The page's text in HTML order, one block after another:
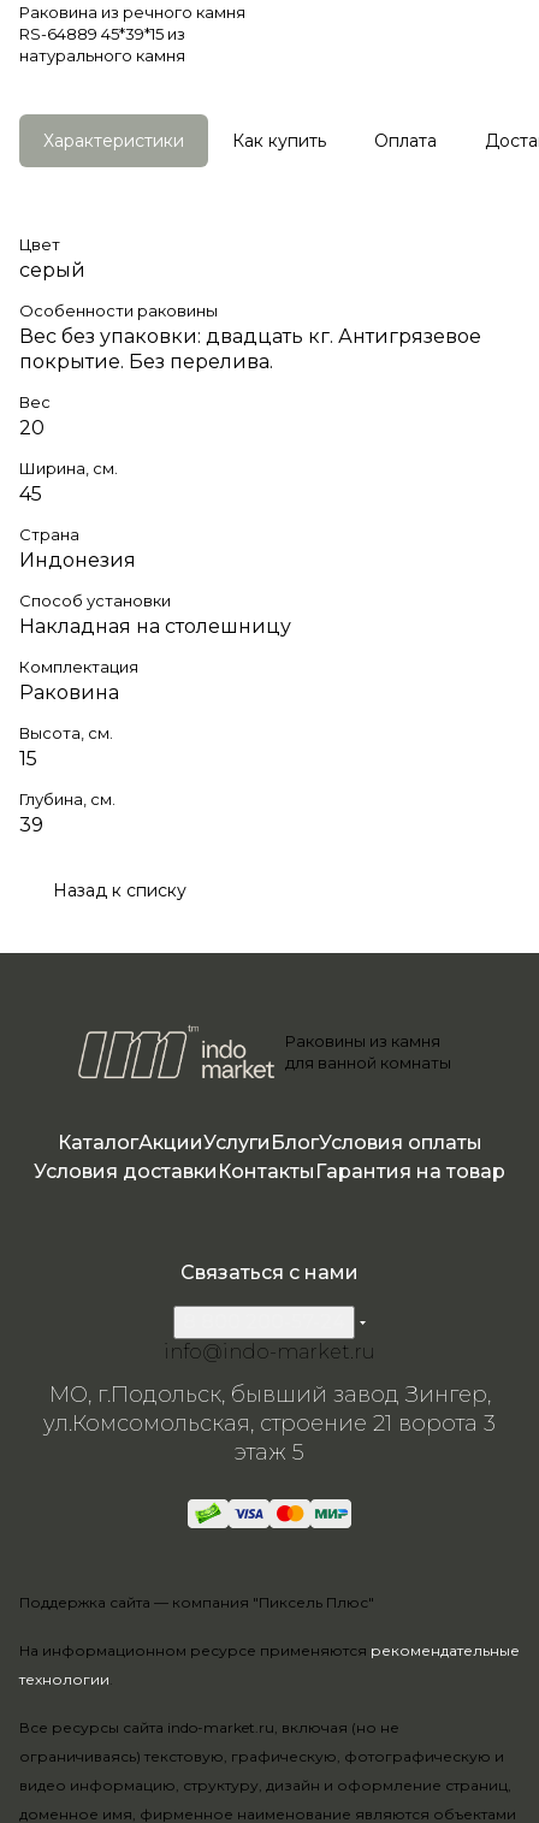
Раковина из речного камня
RS-64889 45*39*15 из
натурального камня
Характеристики Как купить Оплата
Цвет
серый
Особенности раковины
Вес без упаковки: двадцать кг. Антигрязевое
покрытие. Без перелива.
Вес
20
Ширина, см.
45
Страна
Индонезия
Способ установки
Накладная на столешницу
Комплектация
Раковина
Высота, см.
15
Глубина, см.
39
Назад к списку
Раковины из камня
для ванной комнаты
КаталогАкцииУслуги БлогУсловия оплаты
Условия доставки Контакты Гарантия на товар
На информационном ресурсе применяются рекомендательные
технологии.
Все ресурсы сайта indo-market.ru, включая (но не
ограничиваясь) текстовую, графическую, фотографическую и
видео информацию, структуру, дизайн и оформление страниц,
доменное имя, фирменное наименование являются объектами
Связаться с нами
info@indo-market.ru
МО, г.Подольск, бывший завод Зингер,
ул.Комсомольская, строение 21 ворота 3
этаж 5
Поддержка сайта — компания "Пиксель Плюс"